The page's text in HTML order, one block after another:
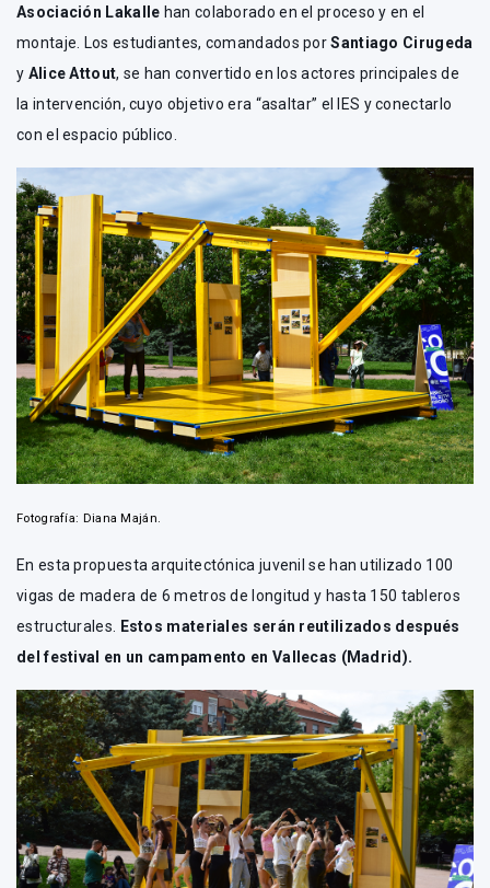
Asociación Lakalle han colaborado en el proceso y en el
montaje. Los estudiantes, comandados porSantiago Cirugeda
y Alice Attout, se han convertido en los actores principales de
la intervención, cuyo objetivo era “asaltar” el IES y conectarlo
con el espacio público.
Fotografía: Diana Maján.
En esta propuesta arquitectónica juvenil se han utilizado 100
vigas de madera de 6 metros de longitud y hasta 150 tableros
estructurales.
Estos materiales serán reutilizados después
del festival en un campamento en Vallecas (Madrid).